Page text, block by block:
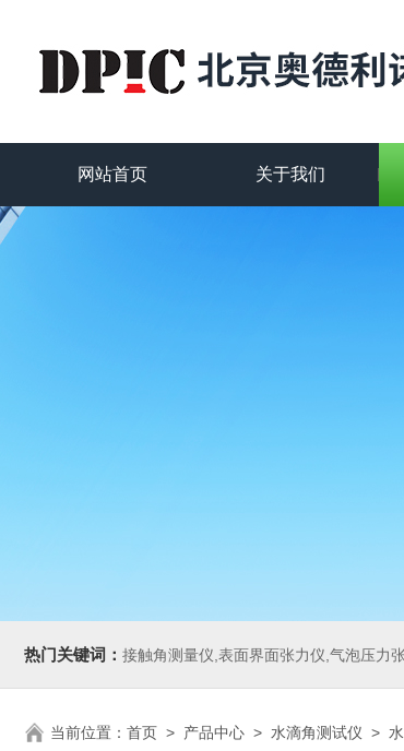
网站首页 关于我们
热门关键词： 接触角测量仪,表面界面张力仪,气泡压力张力仪,稳定
当前位置： 首页 > 产品中心 > 水滴角测试仪 >